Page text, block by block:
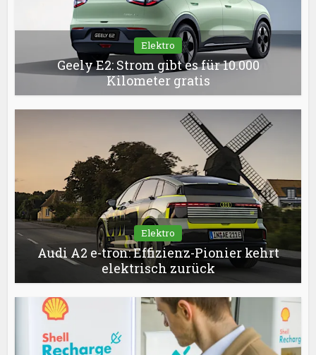
Elektro
Geely E2: Strom gibt es für 10.000
Kilometer gratis
Elektro
Audi A2 e-tron: Effizienz-Pionier kehrt
elektrisch zurück